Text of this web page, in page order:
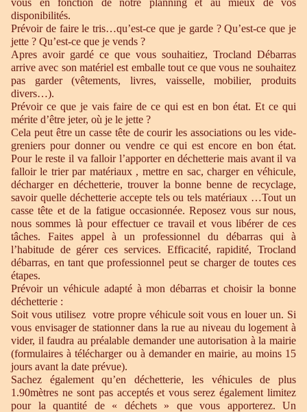
vous en fonction de notre planning et au mieux de vos
disponibilités.
Prévoir de faire le tris…qu’est-ce que je garde ? Qu’est-ce que je
jette ? Qu’est-ce que je vends ?
Apres avoir gardé ce que vous souhaitiez, Trocland Débarras
arrive avec son matériel est emballe tout ce que vous ne souhaitez
pas garder (vêtements, livres, vaisselle, mobilier, produits
divers…).
Prévoir ce que je vais faire de ce qui est en bon état. Et ce qui
mérite d’être jeter, où je le jette ?
Cela peut être un casse tête de courir les associations ou les vide-
greniers pour donner ou vendre ce qui est encore en bon état.
Pour le reste il va falloir l’apporter en déchetterie mais avant il va
falloir le trier par matériaux , mettre en sac, charger en véhicule,
décharger en déchetterie, trouver la bonne benne de recyclage,
savoir quelle déchetterie accepte tels ou tels matériaux …Tout un
casse tête et de la fatigue occasionnée. Reposez vous sur nous,
nous sommes là pour effectuer ce travail et vous libérer de ces
tâches. Faites appel à un professionnel du débarras qui à
l’habitude de gérer ces services. Efficacité, rapidité, Trocland
débarras, en tant que professionnel peut se charger de toutes ces
étapes.
Prévoir un véhicule adapté à mon débarras et choisir la bonne
déchetterie :
Soit vous utilisez votre propre véhicule soit vous en louer un. Si
vous envisager de stationner dans la rue au niveau du logement à
vider, il faudra au préalable demander une autorisation à la mairie
(formulaires à télécharger ou à demander en mairie, au moins 15
jours avant la date prévue).
Sachez également qu’en déchetterie, les véhicules de plus
1.90mètres ne sont pas acceptés et vous serez également limitez
pour la quantité de « déchets » que vous apporterez. Un